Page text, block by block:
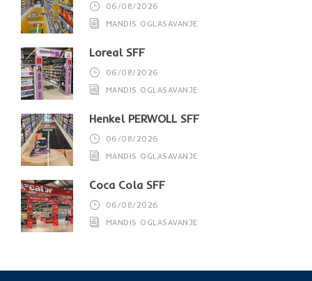
06/08/2026
MANDIS OGLASAVANJE
Loreal SFF
06/08/2026
MANDIS OGLASAVANJE
Henkel PERWOLL SFF
06/08/2026
MANDIS OGLASAVANJE
Coca Cola SFF
06/08/2026
MANDIS OGLASAVANJE